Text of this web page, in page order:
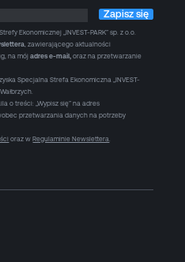
Zapisz się
Ekonomicznej „INVEST-PARK” sp. z o.o.
, zawierającego aktualności
na mójadres e-mail,oraz na przetwarzanie
Specjalna Strefa Ekonomiczna „INVEST-
o treści: „Wypisz się” na adres
przetwarzania danych na potrzeby
oraz wRegulaminie Newslettera